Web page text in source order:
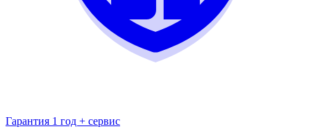
Гарантия 1 год + сервис